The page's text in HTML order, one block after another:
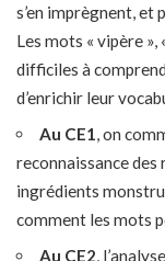
s’en imprègnent,
Les mots « vipère
difficiles à
d’enrichir leur
Au CE1, on
reconnaissance des
ingrédients
comment les mots
Au CE2,